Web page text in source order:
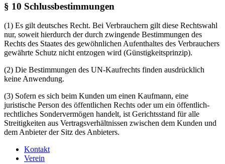
§ 10 Schlussbestimmungen
(1) Es gilt deutsches Recht. Bei Verbrauchern gilt diese Rechtswahl
nur, soweit hierdurch der durch zwingende Bestimmungen des
Rechts des Staates des gewöhnlichen Aufenthaltes des Verbrauchers
gewährte Schutz nicht entzogen wird (Günstigkeitsprinzip).
(2) Die Bestimmungen des UN-Kaufrechts finden ausdrücklich
keine Anwendung.
(3) Sofern es sich beim Kunden um einen Kaufmann, eine
juristische Person des öffentlichen Rechts oder um ein öffentlich-
rechtliches Sondervermögen handelt, ist Gerichtsstand für alle
Streitigkeiten aus Vertragsverhältnissen zwischen dem Kunden und
dem Anbieter der Sitz des Anbieters.
Kontakt
Verein